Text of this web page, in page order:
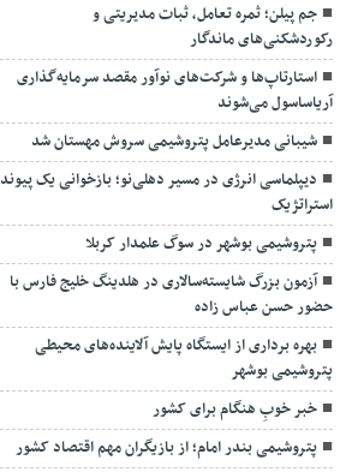
جم پیلن؛ ثمره تعامل، ثبات مدیریتی و
رکوردشکنی‌های ماندگار
استارتاپ‌ها و شرکت‌های نوآور مقصد سرما‌یه‌گذاری
آریاساسول می‌شوند
شیبانی مدیرعامل پتروشیمی سروش مهستان شد
دیپلماسی انرژی در مسیر دهلی‌نو؛ بازخوانی یک پیوند
استراتژیک
پتروشیمی بوشهر در سوگ علمدار کربلا
آزمون بزرگ شایسته‌سالاری در هلدینگ خلیج فارس با
حضور حسن عباس زاده
بهره برداری از ایستگاه پایش آلاینده‌های محیطی
پتروشیمی بوشهر
خبر خوبِ هنگام برای کشور
پتروشیمی بندر امام؛ از بازیگران مهم اقتصاد کشور